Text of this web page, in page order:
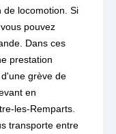
de locomotion. Si
pouvez
Dans ces
prestation
grève de
en
les-Remparts.
transporte entre